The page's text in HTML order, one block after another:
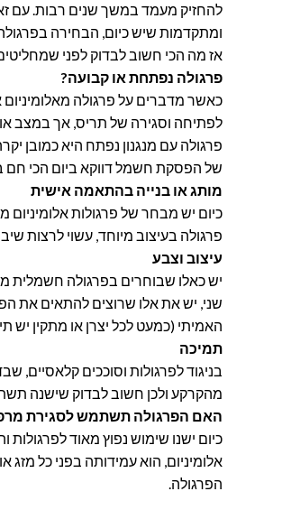
להחזיק מעמד במשך שנים רבות. עם
ומתקדמות שיש כיום, הבחירה
אז מה הכי חשוב לבדוק לפני
פרגולה נפתחת או קבועה?
כאשר מדברים על פרגולה
לפתיחה וסגירה של תריס, אך במצב
פרגולה עם מנגנון נפתח היא כמובן
של הפסקת חשמל דווקא ביום הכי
מותג או בנייה בהתאמה אישית
כיום יש מבחר של פרגולות
פרגולה בעיצוב מיוחד, עשוי לרצות
עיצוב וצבע
יש כאלו שבוחרים בפרגולה חשמלית
שני, יש את אלו שרוצים להתאים את
האמיתי (כמעט לכל יצרן או מתקין יש
תמיכה
בניגוד לפרגולות וסוככים קלאסיים,
מהקרקע ולכן חשוב לבדוק שישנה
האם הפרגולה תשתמש לסגירת
כיום ישנו שימוש נפוץ מאוד
אלומיניום, הוא עמידותה בפני כל
הפרגולה.